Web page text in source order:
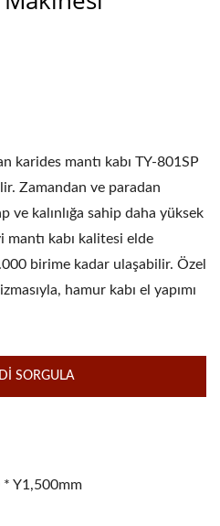
karides mantı kabı TY-801SP
Zamandan ve paradan
ve kalınlığa sahip daha yüksek
kabı kalitesi elde
birime kadar ulaşabilir. Özel
hamur kabı el yapımı
SORGULA
Y1,500mm